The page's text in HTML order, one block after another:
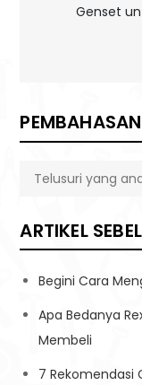
Genset
ARTIKEL
Begini Cara
Apa Bedanya
Membeli
7 Rekomendasi